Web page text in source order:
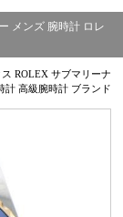
メンズ 腕時計 ロレ
ス ROLEX サブマリーナ
計 高級腕時計 ブランド